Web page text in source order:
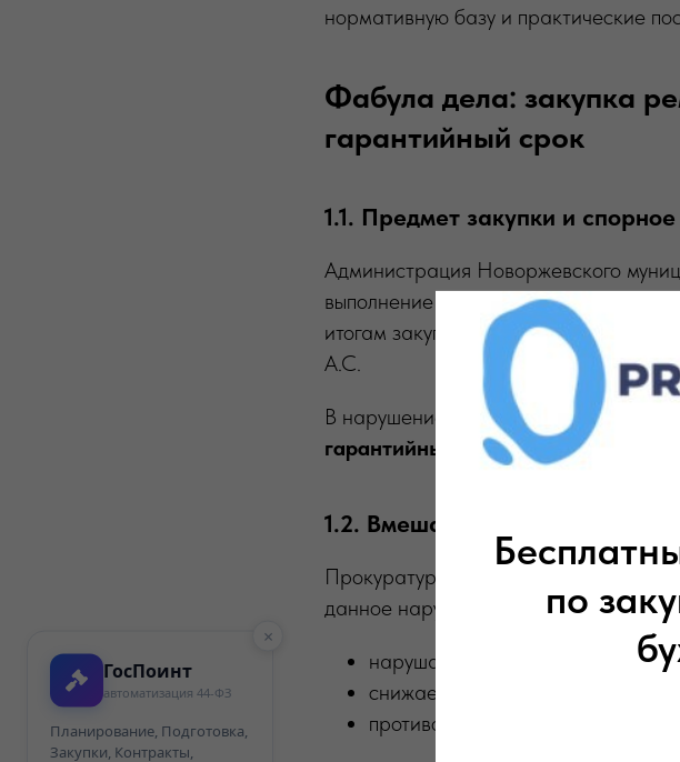
по
нормативную базу и практические
Фабула дела: закупка
гарантийный срок
1.1. Предмет закупки и
Администрация Новоржевского
выполнение работ по ремонту
итогам закупки был заключён
А.С.
В нарушение требований
гарантийный срок на верхний
1.2. Вмешательство
Прокуратура, осуществляя надзор
данное нарушение. Надзорный орган
нарушает интересы
снижает ответственность
противоречит требованиям,
×
ГосПоинт
автоматизация 44-ФЗ
Планирование, Подготовка,
Закупки, Контракты,